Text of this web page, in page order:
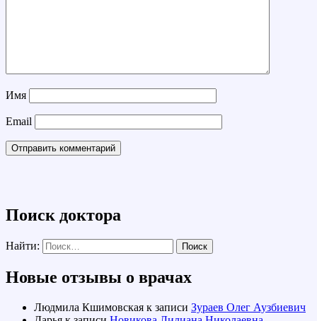
Имя
Email
Поиск доктора
Найти:
Новые отзывы о врачах
Людмила Кшимовская к записи Зураев Олег Аузбиевич